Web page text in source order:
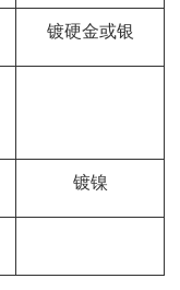
镀硬金或银
镀镍